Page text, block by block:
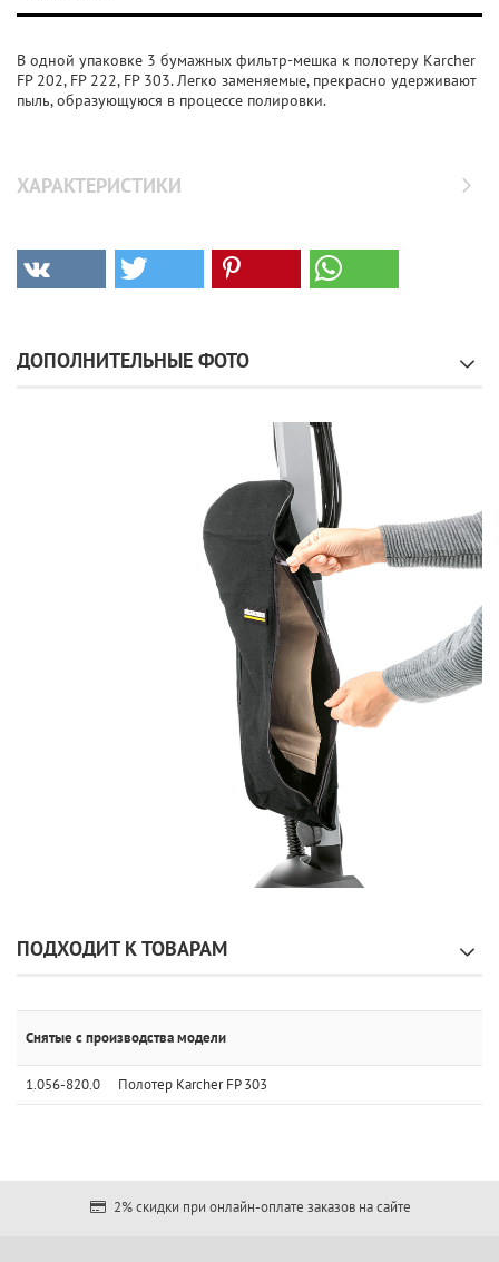
В одной упаковке 3 бумажных фильтр-мешка к полотеру Karcher
FP 202, FP 222, FP 303. Легко заменяемые, прекрасно удерживают
пыль, образующуюся в процессе полировки.
ХАРАКТЕРИСТИКИ
ДОПОЛНИТЕЛЬНЫЕ ФОТО
ПОДХОДИТ К ТОВАРАМ
Снятые с производства модели
1.056-820.0 Полотер Karcher FP 303
2% скидки при онлайн-оплате заказов на сайте